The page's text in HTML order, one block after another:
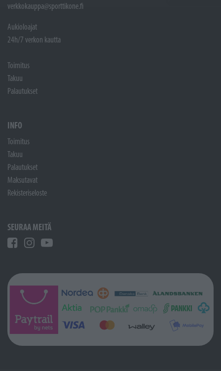
verkkokauppa@sporttikone.fi
Aukioloajat
24h/7 verkon kautta
Toimitus
Takuu
Palautukset
INFO
Toimitus
Takuu
Palautukset
Maksutavat
Rekisteriseloste
SEURAA MEITÄ